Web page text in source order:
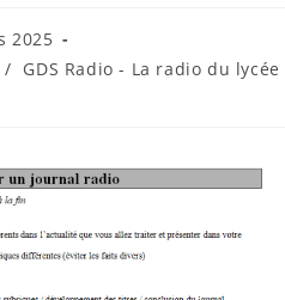
2025
/ GDS Radio - La radio du lycée